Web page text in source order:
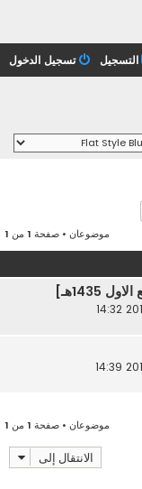
تسجيل الدخول التسجيل
موضوعان • صفحة 1 من 1
موضوعان • صفحة 1 من 1
الانتقال إلى